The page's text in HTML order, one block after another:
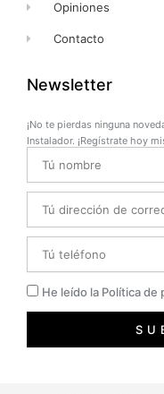
Opiniones
Contacto
Newsletter
¡No te pierdas ninguna
Instalador. ¡Regístrate hoy
Privacidad
He leído la Política de